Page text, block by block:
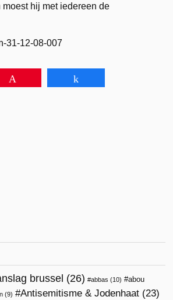
moest hij met iedereen de
brussel (26) abbas (10)
abou
(9) Antisemitisme & Jodenhaat (23)